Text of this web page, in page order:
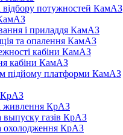
відбору потужностей КамАЗ
і приладдя КамАЗ
та опалення КамАЗ
кабіни КамАЗ
кабіни КамАЗ
підйому платформи КамАЗ
КрАЗ
живлення КрАЗ
выпуску газів КрАЗ
охолодження КрАЗ